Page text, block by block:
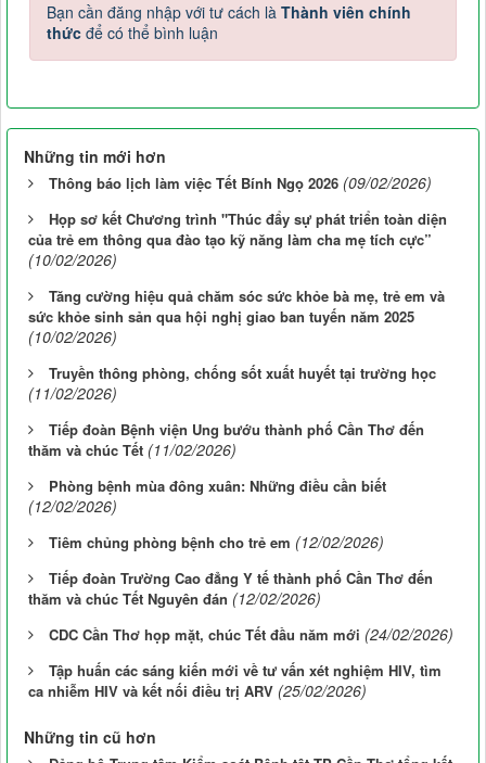
Bạn cần đăng nhập với tư cách là Thành viên chính
thức để có thể bình luận
Những tin mới hơn
Thông báo lịch làm việc Tết Bính Ngọ 2026 (09/02/2026)
Họp sơ kết Chương trình "Thúc đẩy sự phát triển toàn diện
của trẻ em thông qua đào tạo kỹ năng làm cha mẹ tích cực”
(10/02/2026)
Tăng cường hiệu quả chăm sóc sức khỏe bà mẹ, trẻ em và
sức khỏe sinh sản qua hội nghị giao ban tuyến năm 2025
(10/02/2026)
Truyền thông phòng, chống sốt xuất huyết tại trường học
(11/02/2026)
Tiếp đoàn Bệnh viện Ung bướu thành phố Cần Thơ đến
thăm và chúc Tết (11/02/2026)
Phòng bệnh mùa đông xuân: Những điều cần biết
(12/02/2026)
Tiêm chủng phòng bệnh cho trẻ em (12/02/2026)
Tiếp đoàn Trường Cao đẳng Y tế thành phố Cần Thơ đến
thăm và chúc Tết Nguyên đán (12/02/2026)
CDC Cần Thơ họp mặt, chúc Tết đầu năm mới (24/02/2026)
Tập huấn các sáng kiến mới về tư vấn xét nghiệm HIV, tìm
ca nhiễm HIV và kết nối điều trị ARV (25/02/2026)
Những tin cũ hơn